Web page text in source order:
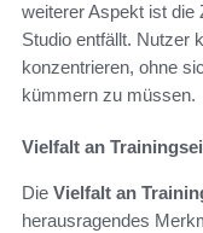
weiterer Aspekt ist die
Studio entfällt. Nutzer
konzentrieren, ohne
kümmern zu müssen.
Vielfalt an
Die Vielfalt an
herausragendes